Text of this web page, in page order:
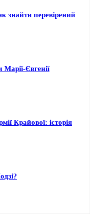
знайти перевірений
Євгенії
Крайової: історія